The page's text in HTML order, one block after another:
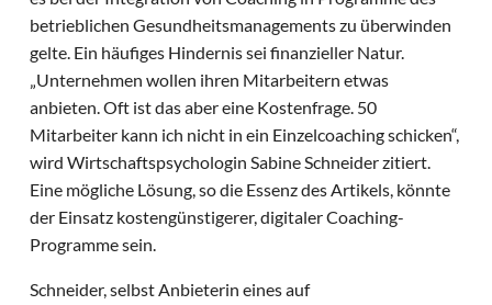
betrieblichen Gesundheitsmanagements zu überwinden
gelte. Ein häufiges Hindernis sei finanzieller Natur.
„Unternehmen wollen ihren Mitarbeitern etwas
anbieten. Oft ist das aber eine Kostenfrage. 50
Mitarbeiter kann ich nicht in ein Einzelcoaching schicken“,
wird Wirtschaftspsychologin Sabine Schneider zitiert.
Eine mögliche Lösung, so die Essenz des Artikels, könnte
der Einsatz kostengünstigerer, digitaler Coaching-
Programme sein.
Schneider, selbst Anbieterin eines auf